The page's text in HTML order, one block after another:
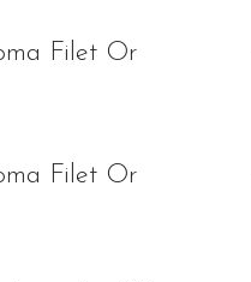
Filet Or
Filet Or